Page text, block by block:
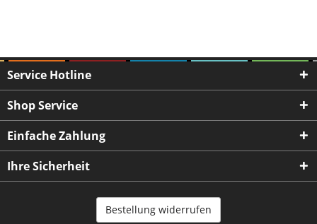
Service Hotline
Shop Service
Einfache Zahlung
Ihre Sicherheit
Bestellung widerrufen